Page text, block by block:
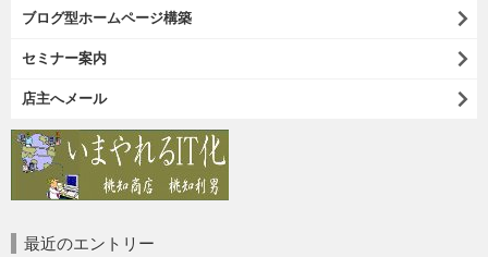
ブログ型ホームページ構築
セミナー案内
店主へメール
最近のエントリー